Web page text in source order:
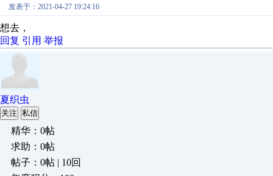
发表于：2021-04-27 19:24:16
想去，
回复 引用 举报
夏织虫
关注 私信
精华：0帖
求助：0帖
帖子：0帖 | 10回